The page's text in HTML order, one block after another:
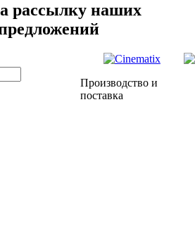
рассылку наших
Производство и
поставка